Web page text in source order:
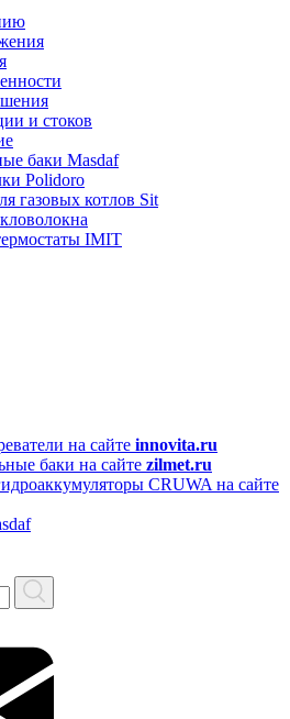
и стоков
баки Masdaf
Polidoro
газовых котлов Sit
IMIT
на сайте innovita.ru
баки на сайте zilmet.ru
CRUWA на сайте